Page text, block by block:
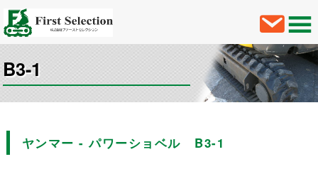
B3-1
ヤンマー - パワーショベル B3-1